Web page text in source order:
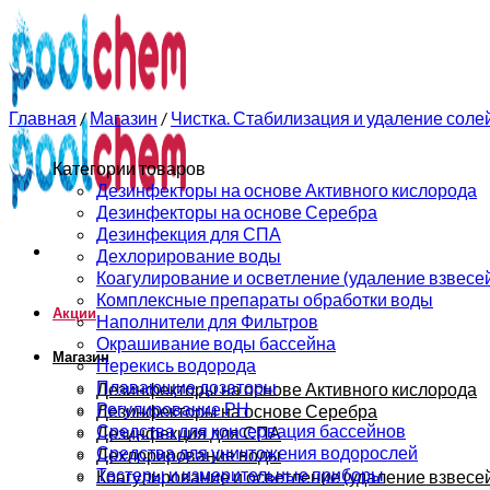
Акции
Магазин
Дезинфекторы на основе Активного кислорода
Дезинфекторы на основе Серебра
Дезинфекция для СПА
Дехлорирование воды
Коагулирование и осветление (удаление
Главная / Магазин / Чистка. Стабилизация и удаление
Категории товаров
Дезинфекторы на основе Активного кислорода
Дезинфекторы на основе Серебра
Дезинфекция для СПА
Дехлорирование воды
Коагулирование и осветление (удаление
Комплексные препараты обработки воды
Наполнители для Фильтров
Окрашивание воды бассейна
Перекись водорода
Плавающие дозаторы
Регулирование РН
Средства для консервация бассейнов
Средства для уничтожения водорослей
Тестеры и измерительные приборы